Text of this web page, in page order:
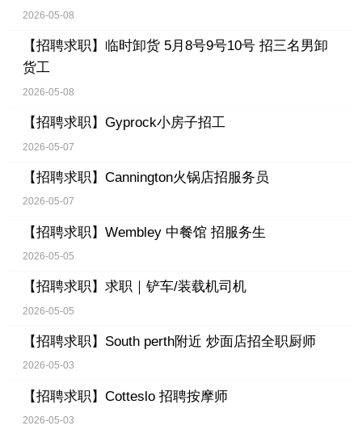
2026-05-08
【招聘求职】 临时卸货 5月8号9号10号 招三名男卸
货工
2026-05-08
【招聘求职】 Gyprock小房子招工
2026-05-07
【招聘求职】 Cannington火锅店招服务员
2026-05-07
【招聘求职】 Wembley 中餐馆 招服务生
2026-05-05
【招聘求职】 求职｜铲车/装载机司机
2026-05-05
【招聘求职】 South perth附近 炒面店招全职厨师
2026-05-03
【招聘求职】 Cotteslo 招聘按摩师
2026-05-03